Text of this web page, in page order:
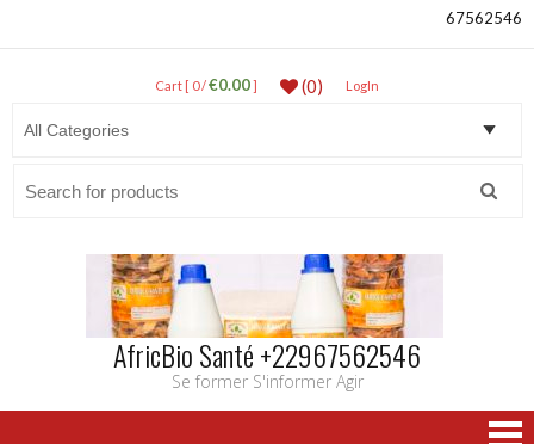
67562546
Cart [ 0 /€0.00] (0) LogIn
AfricBio Santé +22967562546
Se former S'informer Agir